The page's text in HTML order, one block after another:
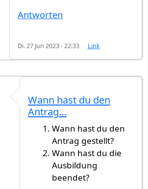
Antworten
Di. 27 Jun 2023 - 22:33 Link
Ich brauche eure HilfevonGast
Wann hast du den
Antrag…
Wann hast du den
Antrag gestellt?
Wann hast du die
Ausbildung
beendet?